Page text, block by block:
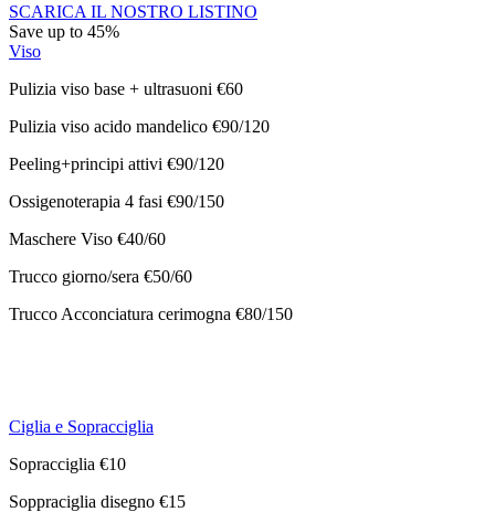
SCARICA IL NOSTRO LISTINO
Save up to 45%
Viso
Pulizia viso base + ultrasuoni €60
Pulizia viso acido mandelico €90/120
Peeling+principi attivi €90/120
Ossigenoterapia 4 fasi €90/150
Maschere Viso €40/60
Trucco giorno/sera €50/60
Trucco Acconciatura cerimogna €80/150
Ciglia e Sopracciglia
Sopracciglia €10
Soppraciglia disegno €15